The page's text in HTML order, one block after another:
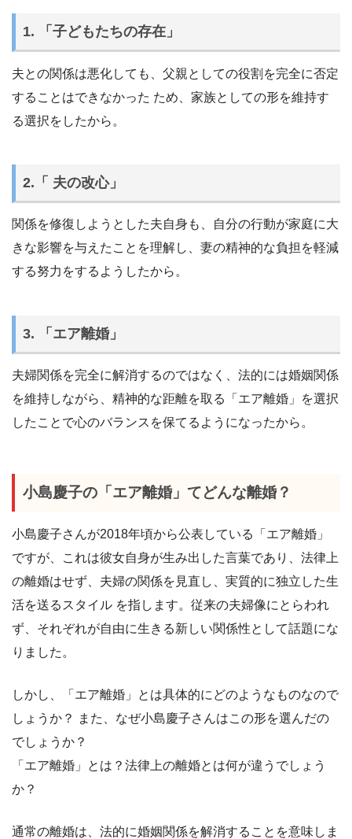
1. 「子どもたちの存在」
夫との関係は悪化しても、父親としての役割を完全に否定
することはできなかった ため、家族としての形を維持す
る選択をしたから。
2.「 夫の改心」
関係を修復しようとした夫自身も、自分の行動が家庭に大
きな影響を与えたことを理解し、妻の精神的な負担を軽減
する努力をするようしたから。
3. 「エア離婚」
夫婦関係を完全に解消するのではなく、法的には婚姻関係
を維持しながら、精神的な距離を取る「エア離婚」を選択
したことで心のバランスを保てるようになったから。
小島慶子の「エア離婚」てどんな離婚？
小島慶子さんが2018年頃から公表している「エア離婚」
ですが、これは彼女自身が生み出した言葉であり、法律上
の離婚はせず、夫婦の関係を見直し、実質的に独立した生
活を送るスタイル を指します。従来の夫婦像にとらわれ
ず、それぞれが自由に生きる新しい関係性として話題にな
りました。
しかし、「エア離婚」とは具体的にどのようなものなので
しょうか？ また、なぜ小島慶子さんはこの形を選んだの
でしょうか？
「エア離婚」とは？法律上の離婚とは何が違うでしょう
か？
通常の離婚は、法的に婚姻関係を解消することを意味しま